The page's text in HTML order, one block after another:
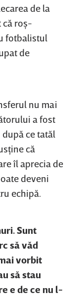
de la
că roş-
fotbalistul
de
nu mai
a fost
ce tatăl
că
îl aprecia de
deveni
echipă.
Sunt
să văd
vorbit
să stau
e de ce nu l-